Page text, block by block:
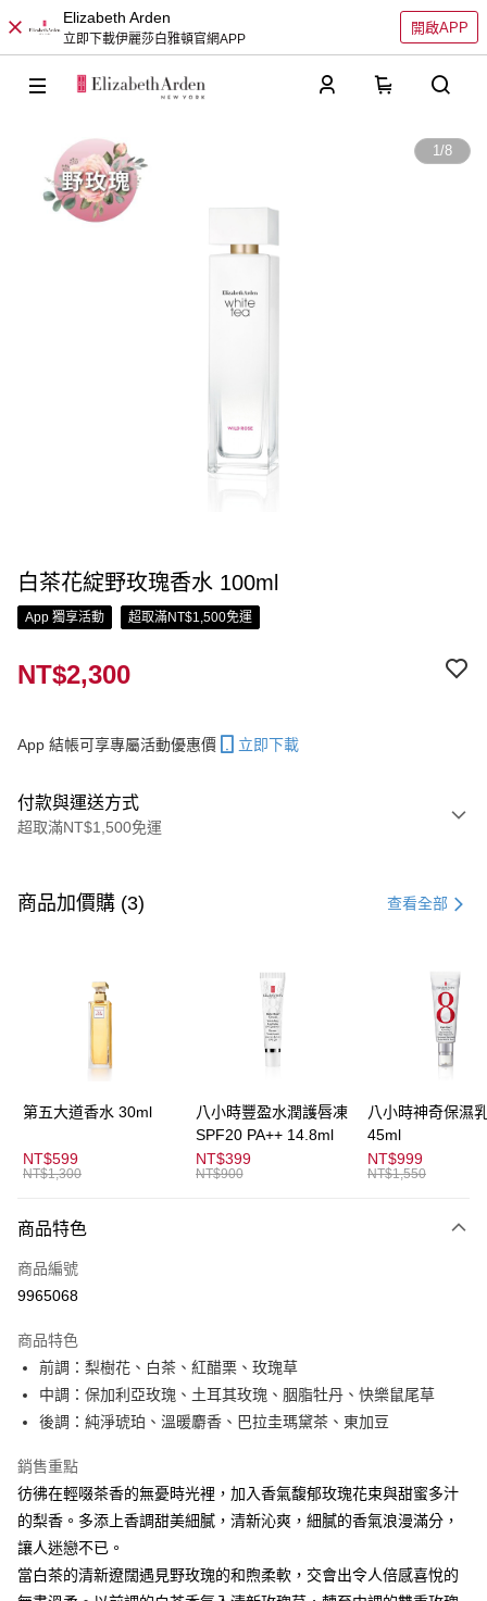
Elizabeth Arden
立即下載伊麗莎白雅頓官網APP
開啟APP
1/8
白茶花綻野玫瑰香水 100ml
App 獨享活動 超取滿NT$1,500免運
NT$2,300
App 結帳可享專屬活動優惠價 立即下載
付款與運送方式
超取滿NT$1,500免運
信用卡一次付款
21家銀行
合作金庫商業銀行
第一商業銀行
彰化商業銀行
上海商業儲蓄銀行
台北富邦商業銀行
國泰世華商業銀行
臺灣中小企業銀行
台中商業銀行
匯豐（台灣）商業銀行
華泰商業銀行
元大商業銀行
台灣樂天信用卡公司
超商取貨付款
悠遊付
全盈+PAY
AFTEE先享後付
便利好安心！
１．簡單：不需註冊會員、不需綁卡、不需儲值。
２．便利：只要手機號碼，簡訊認證，即可結帳。
３．安心：先確認商品／服務後，再付款。
１．於結帳方式選擇「AFTEE先享後付」後，將跳轉至「AFTEE先享後付」
結帳頁面，進行簡訊認證並確認金額後，即可完成結帳。
２．訂單成立數日內，您將收到繳費通知簡訊。
３．收到繳費通知簡訊後14天內，點擊此簡訊中的連結，可透過四大超商／
ATM／網路銀行／等多元方式進行付款，方視為交易完成。
購買商品的店家。未經商家同意取消之訂單仍視為有效，需透過AFTEE先享
運送方式
全家取貨付款
付款後全家取貨
每筆NT$80，滿NT$1,500(含以上)免運費
萊爾富取貨付款
每筆NT$80，滿NT$1,500(含以上)免運費
商品加價購 (3) 查看全部
第五大道香水 30ml
NT$599
NT$1,300
八小時豐盈水潤護唇凍
SPF20 PA++ 14.8ml
NT$399
NT$900
八小時神奇保濕
45ml
NT$999
NT$1,550
商品特色
商品編號
9965068
商品特色
前調：梨樹花、白茶、紅醋栗、玫瑰草
中調：保加利亞玫瑰、土耳其玫瑰、胭脂牡丹、快樂鼠尾草
後調：純淨琥珀、溫暖麝香、巴拉圭瑪黛茶、東加豆
銷售重點
彷彿在輕啜茶香的無憂時光裡，加入香氣馥郁玫瑰花束與甜蜜多汁
的梨香。多添上香調甜美細膩，清新沁爽，細膩的香氣浪漫滿分，
讓人迷戀不已。
當白茶的清新遼闊遇見野玫瑰的和煦柔軟，交會出令人倍感喜悅的